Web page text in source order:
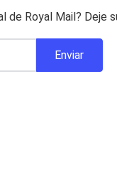
de Royal Mail? Deje